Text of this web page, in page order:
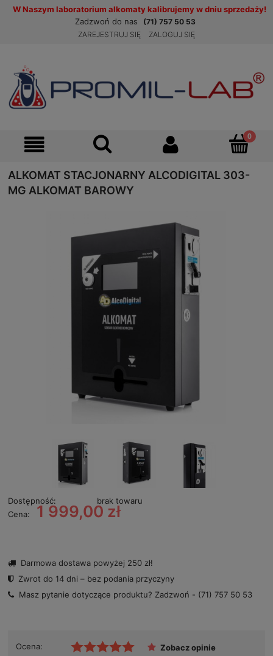
W Naszym laboratorium alkomaty kalibrujemy w dniu sprzedaży!
Zadzwoń do nas
(71) 757 50 53
ZAREJESTRUJ SIĘ
ZALOGUJ SIĘ
ALKOMAT STACJONARNY ALCODIGITAL 303-
MG ALKOMAT BAROWY
Dostępność:
brak towaru
Cena:
1 999,00 zł
Darmowa dostawa powyżej 250 zł!
Zwrot do 14 dni – bez podania przyczyny
Masz pytanie dotyczące produktu? Zadzwoń - (71) 757 50 53
Ocena:
Zobacz opinie